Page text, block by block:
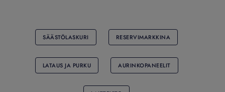
SÄÄSTÖLASKURI RESERVIMARKKINA
LATAUS JA PURKU AURINKOPANEELIT